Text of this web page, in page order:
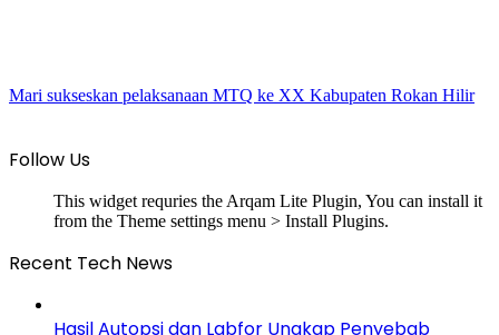
Mari sukseskan pelaksanaan MTQ ke XX Kabupaten Rokan Hilir
Follow Us
This widget requries the Arqam Lite Plugin, You can install it
from the Theme settings menu > Install Plugins.
Recent Tech News
Hasil Autopsi dan Labfor Ungkap Penyebab